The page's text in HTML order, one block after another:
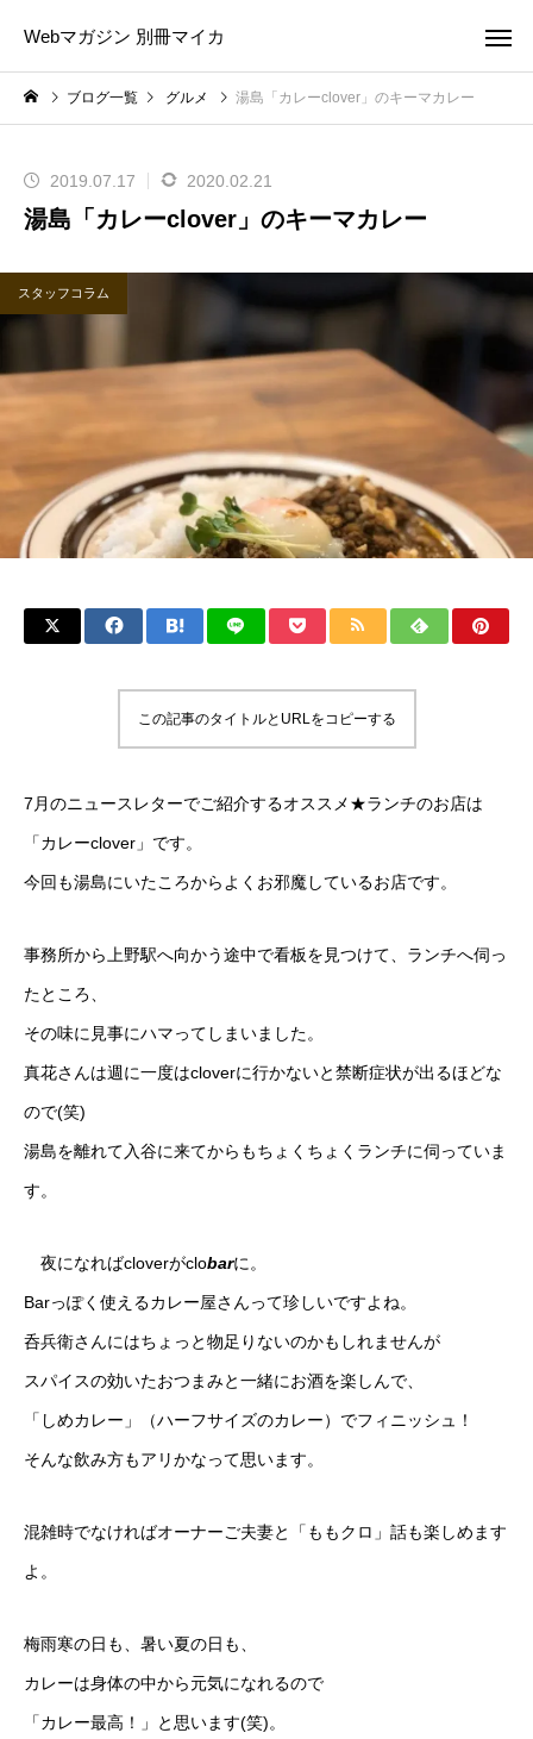
Webマガジン 別冊マイカ
ブログ一覧 グルメ 湯島「カレーclover」のキーマカレー
2019.07.17 2020.02.21
湯島「カレーclover」のキーマカレー
スタッフコラム
この記事のタイトルとURLをコピーする
7月のニュースレターでご紹介するオススメ★ランチのお店は
「カレーclover」です。
今回も湯島にいたころからよくお邪魔しているお店です。
事務所から上野駅へ向かう途中で看板を見つけて、ランチへ伺っ
たところ、
その味に見事にハマってしまいました。
真花さんは週に一度はcloverに行かないと禁断症状が出るほどな
ので(笑)
湯島を離れて入谷に来てからもちょくちょくランチに伺っていま
す。
夜になればcloverがclobarに。
Barっぽく使えるカレー屋さんって珍しいですよね。
呑兵衛さんにはちょっと物足りないのかもしれませんが
スパイスの効いたおつまみと一緒にお酒を楽しんで、
「しめカレー」（ハーフサイズのカレー）でフィニッシュ！
そんな飲み方もアリかなって思います。
混雑時でなければオーナーご夫妻と「ももクロ」話も楽しめます
よ。
梅雨寒の日も、暑い夏の日も、
カレーは身体の中から元気になれるので
「カレー最高！」と思います(笑)。